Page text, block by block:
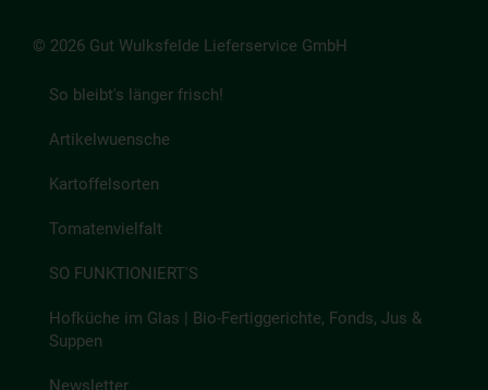
© 2026 Gut Wulksfelde Lieferservice GmbH
So bleibt's länger frisch!
Artikelwuensche
Kartoffelsorten
Tomatenvielfalt
SO FUNKTIONIERT'S
Hofküche im Glas | Bio-Fertiggerichte, Fonds, Jus &
Suppen
Newsletter